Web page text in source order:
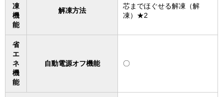
凍
機
能
解凍方法
芯までほぐせる解凍（解
凍）★2
省
エ
ネ
機
能
自動電源オフ機能 〇